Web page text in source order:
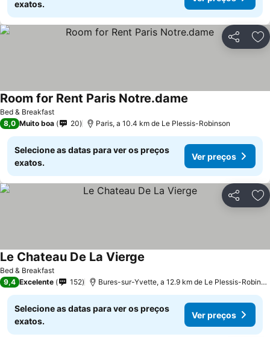
exatos.
Partilhar
Bed & Breakfast
Room for Rent Paris Notre.dame
8,0 Muito boa 20 Paris, a 10.4 km de Le Plessis-Robinson
Selecione as datas para ver os preços
exatos.
Ver preços
Partilhar
Bed & Breakfast
Le Chateau De La Vierge
9,4 Excelente 152 Bures-sur-Yvette, a 12.9 km de Le Plessis-Robinson
Selecione as datas para ver os preços
exatos.
Ver preços